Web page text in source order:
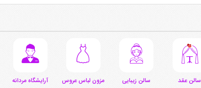
سالن عقد سالن زیبایی مزون لباس عروس آرایشگاه مردانه